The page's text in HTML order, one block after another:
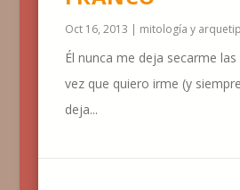
Oct 16, 2013 | mitología y
Él nunca me deja secarme las
vez que quiero irme (y
deja...